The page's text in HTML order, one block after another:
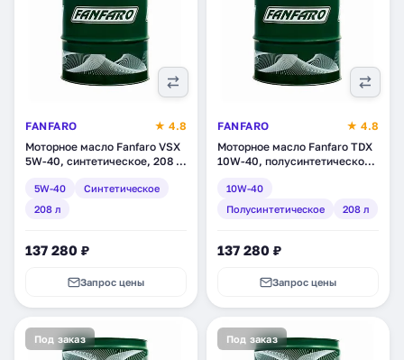
FANFARO
★ 4.8
Моторное масло Fanfaro VSX
5W-40, синтетическое, 208 л
5W-40
Синтетическое
208 л
137 280 ₽
Запрос цены
FANFARO
★ 4.8
Моторное масло Fanfaro TDX
10W-40, полусинтетическое,
10W-40
Полусинтетическое
208 л
137 280 ₽
Запрос цены
Под заказ Под заказ